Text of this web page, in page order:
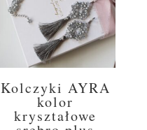
Kolczyki AYRA
kolor
kryształowe